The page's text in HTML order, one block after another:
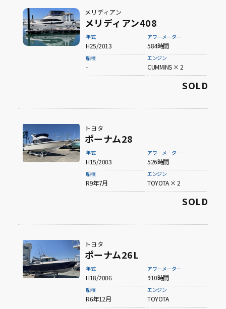
メリディアン
メリディアン408
年式
H25/2013
アワーメーター
584時間
船検
-
エンジン
CUMMINS × 2
SOLD
トヨタ
ポーナム28
年式
H15/2003
アワーメーター
526時間
船検
R9年7月
エンジン
TOYOTA × 2
SOLD
トヨタ
ポーナム26L
年式
H18/2006
アワーメーター
910時間
船検
R6年12月
エンジン
TOYOTA